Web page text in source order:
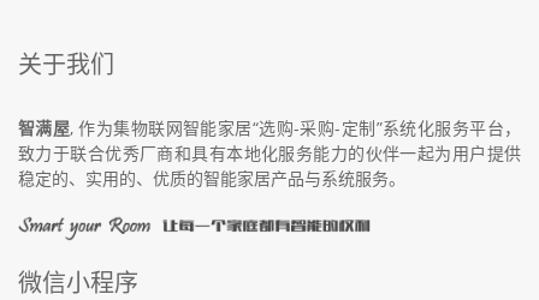
关于我们
智满屋, 作为集物联网智能家居“选购-采购-定制”系统化服务平台，
致力于联合优秀厂商和具有本地化服务能力的伙伴一起为用户提供
稳定的、实用的、优质的智能家居产品与系统服务。
微信小程序